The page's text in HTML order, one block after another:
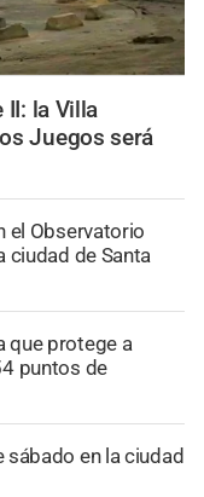
II: la Villa
Juegos será
el Observatorio
ciudad de Santa
que protege a
puntos de
en la ciudad